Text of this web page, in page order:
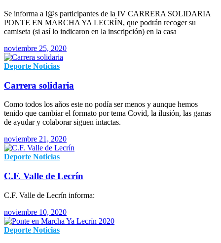
Se informa a l@s participantes de la IV CARRERA SOLIDARIA
PONTE EN MARCHA YA LECRÍN, que podrán recoger su
camiseta (si así lo indicaron en la inscripción) en la casa
noviembre 25, 2020
Deporte Noticias
Carrera solidaria
Como todos los años este no podía ser menos y aunque hemos
tenido que cambiar el formato por tema Covid, la ilusión, las ganas
de ayudar y colaborar siguen intactas.
noviembre 21, 2020
Deporte Noticias
C.F. Valle de Lecrín
C.F. Valle de Lecrín informa:
noviembre 10, 2020
Deporte Noticias